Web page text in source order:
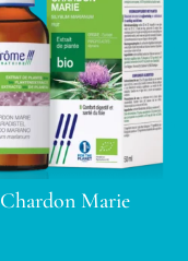
Chardon Marie